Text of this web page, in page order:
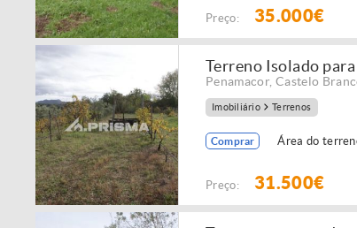
Preço: 35.000€
Terreno Isolado
Penamacor, Castelo
Imobiliário Terrenos
Comprar Área do
Preço: 31.500€